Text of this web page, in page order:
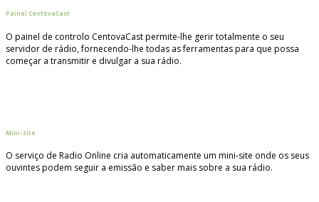
Painel CentovaCast
O painel de controlo CentovaCast permite-lhe gerir totalmente o seu
servidor de rádio, fornecendo-lhe todas as ferramentas para que possa
começar a transmitir e divulgar a sua rádio.
Mini-Site
O serviço de Radio Online cria automaticamente um mini-site onde os seus
ouvintes podem seguir a emissão e saber mais sobre a sua rádio.